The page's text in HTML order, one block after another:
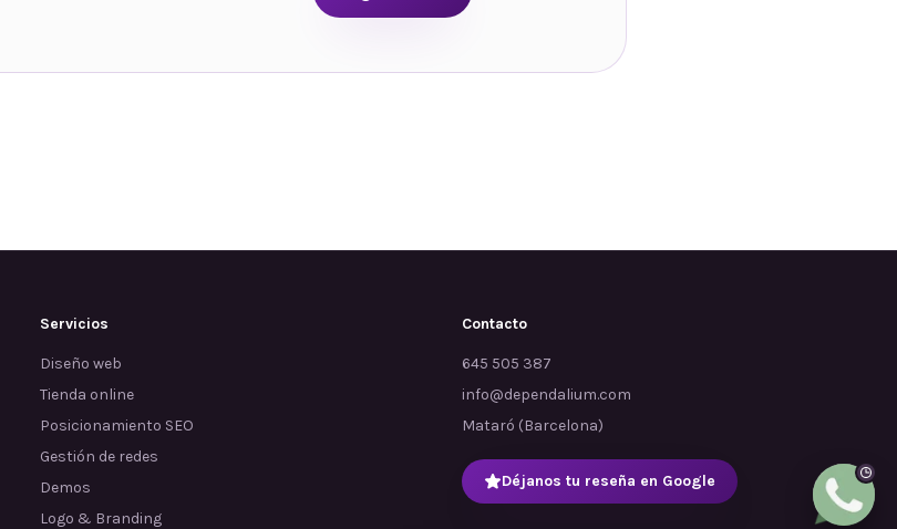
Servicios
Diseño web
Tienda online
Posicionamiento SEO
Gestión de redes
Demos
Logo & Branding
Contacto
645 505 387
info@dependalium.com
Mataró (Barcelona)
Déjanos tu reseña en Google